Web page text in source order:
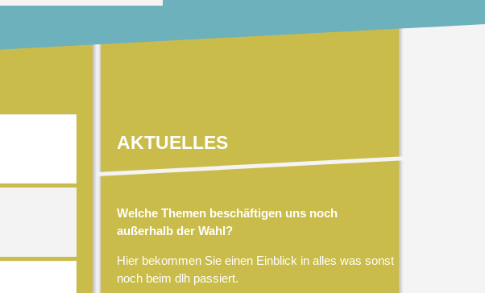
AKTUELLES
Welche Themen beschäftigen uns noch
außerhalb der Wahl?
Hier bekommen Sie einen Einblick in alles was sonst
noch beim dlh passiert.